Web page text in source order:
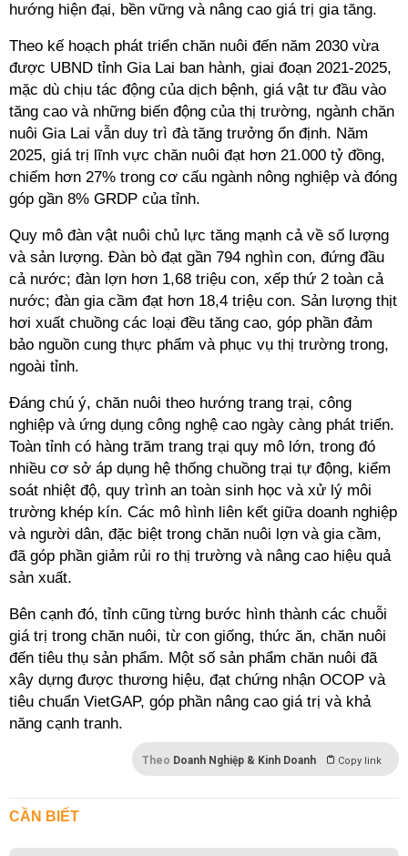
hướng hiện đại, bền vững và nâng cao giá trị gia tăng.
Theo kế hoạch phát triển chăn nuôi đến năm 2030 vừa
được UBND tỉnh Gia Lai ban hành, giai đoạn 2021-2025,
mặc dù chịu tác động của dịch bệnh, giá vật tư đầu vào
tăng cao và những biến động của thị trường, ngành chăn
nuôi Gia Lai vẫn duy trì đà tăng trưởng ổn định. Năm
2025, giá trị lĩnh vực chăn nuôi đạt hơn 21.000 tỷ đồng,
chiếm hơn 27% trong cơ cấu ngành nông nghiệp và đóng
góp gần 8% GRDP của tỉnh.
Quy mô đàn vật nuôi chủ lực tăng mạnh cả về số lượng
và sản lượng. Đàn bò đạt gần 794 nghìn con, đứng đầu
cả nước; đàn lợn hơn 1,68 triệu con, xếp thứ 2 toàn cả
nước; đàn gia cầm đạt hơn 18,4 triệu con. Sản lượng thịt
hơi xuất chuồng các loại đều tăng cao, góp phần đảm
bảo nguồn cung thực phẩm và phục vụ thị trường trong,
ngoài tỉnh.
Đáng chú ý, chăn nuôi theo hướng trang trại, công
nghiệp và ứng dụng công nghệ cao ngày càng phát triển.
Toàn tỉnh có hàng trăm trang trại quy mô lớn, trong đó
nhiều cơ sở áp dụng hệ thống chuồng trại tự động, kiểm
soát nhiệt độ, quy trình an toàn sinh học và xử lý môi
trường khép kín. Các mô hình liên kết giữa doanh nghiệp
và người dân, đặc biệt trong chăn nuôi lợn và gia cầm,
đã góp phần giảm rủi ro thị trường và nâng cao hiệu quả
sản xuất.
Bên cạnh đó, tỉnh cũng từng bước hình thành các chuỗi
giá trị trong chăn nuôi, từ con giống, thức ăn, chăn nuôi
đến tiêu thụ sản phẩm. Một số sản phẩm chăn nuôi đã
xây dựng được thương hiệu, đạt chứng nhận OCOP và
tiêu chuẩn VietGAP, góp phần nâng cao giá trị và khả
năng cạnh tranh.
Theo Doanh Nghiệp & Kinh Doanh Copy link
CẦN BIẾT